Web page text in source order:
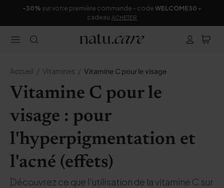
-30% sur votre première commande - code WELCOME30 +
cadeau ACHETER
Accueil Vitamines Vitamine C pour le visage
Vitamine C pour le
visage : pour
l'hyperpigmentation et
l'acné (effets)
Découvrez ce que l'utilisation de la vitamine C sur